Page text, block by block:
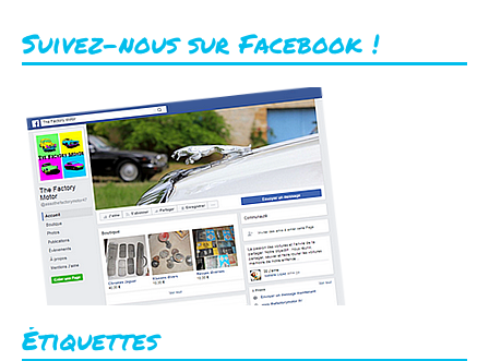
Suivez-nous sur Facebook !
Étiquettes